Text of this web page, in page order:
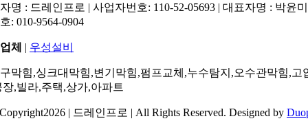
명 : 드레인프로 | 사업자번호: 110-52-05693 | 대표자명 : 박윤
: 010-9564-0904
체 | 우성설비
막힘,싱크대막힘,변기막힘,펌프교체,누수탐지,오수관막힘,고
장,빌라,주택,상가,아파트
| 드레인프로 | All Rights Reserved. Designed by